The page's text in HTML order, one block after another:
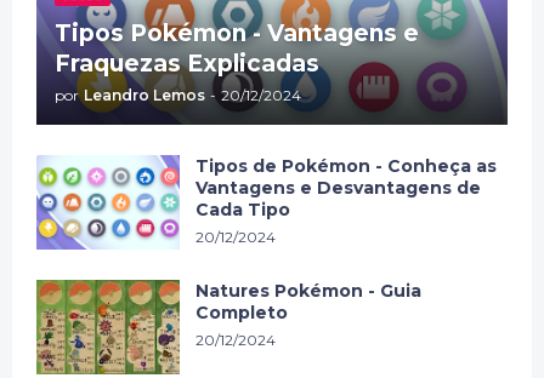
Tipos Pokémon - Vantagens e
Fraquezas Explicadas
por Leandro Lemos - 20/12/2024
Tipos de Pokémon - Conheça as
Vantagens e Desvantagens de
Cada Tipo
20/12/2024
Natures Pokémon - Guia
Completo
20/12/2024